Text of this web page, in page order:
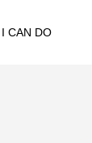
CAN DO